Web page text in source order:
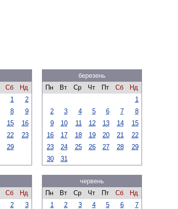
Сб
Нд
1
2
8
9
15
16
22
23
29
березень
Пн
Вт Ср Чт Пт Сб
Нд
1
2
3 4 5 6 7
8
9
10 11 12 13 14
15
16
17 18 19 20 21
22
23
24 25 26 27 28
29
30
31
Сб
Нд
2
3
червень
Пн
Вт Ср Чт Пт Сб
Нд
1
2 3 4 5 6
7